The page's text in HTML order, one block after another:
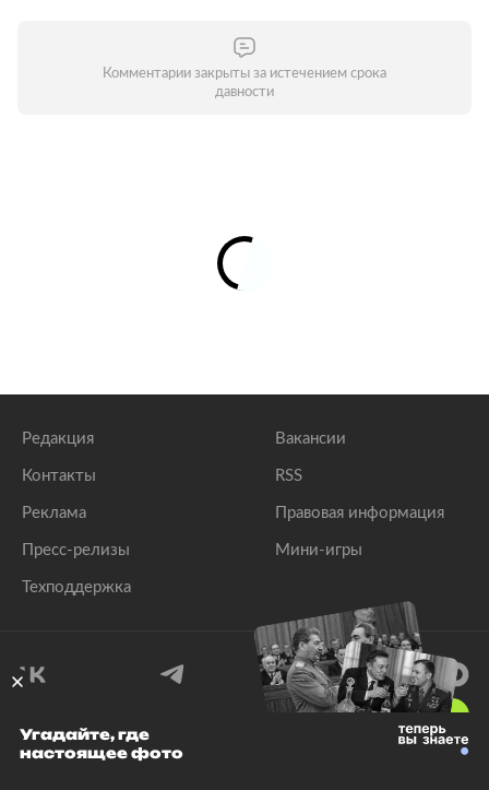
Комментарии закрыты за истечением срока
давности
Редакция
Контакты
Реклама
Пресс-релизы
Техподдержка
Вакансии
RSS
Правовая информация
Мини-игры
© 1999–2026 Все права защищены.
Угадайте, где
настоящее фото